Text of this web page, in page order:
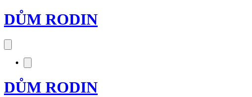
DŮM RODIN
DŮM RODIN